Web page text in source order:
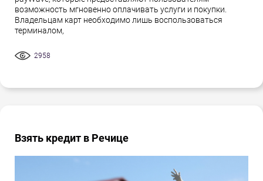
возможность мгновенно оплачивать услуги и покупки.
Владельцам карт необходимо лишь воспользоваться
терминалом,
2958
Взять кредит в Речице